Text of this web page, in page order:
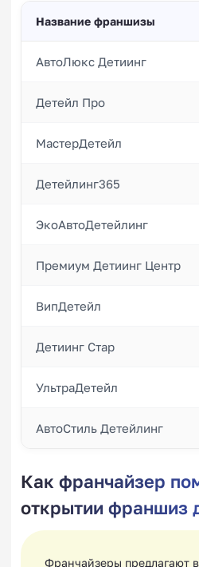
Название франшизы
АвтоЛюкс Детиинг
Детейл Про
МастерДетейл
Детейлинг365
ЭкоАвтоДетейлинг
Премиум Детиинг Центр
ВипДетейл
Детиинг Стар
УльтраДетейл
АвтоСтиль Детейлинг
Как франчайзер
открытии франшиз
Франчайзеры предлагают